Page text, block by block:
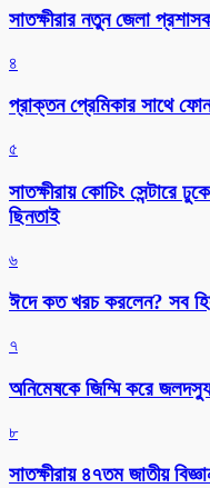
সাতক্ষীরার নতুন জেলা
৪
প্রাক্তন প্রেমিকার সাথে
৫
সাতক্ষীরায় কোচিং সেন্টারে
ছিনতাই
৬
ঈদে কত খরচ করলেন? সব
৭
অনিমেষকে জিম্মি করে
৮
সাতক্ষীরায় ৪৭তম জাতীয়